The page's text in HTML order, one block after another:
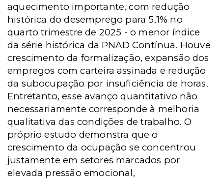
aquecimento importante, com redução
histórica do desemprego para 5,1% no
quarto trimestre de 2025 - o menor índice
da série histórica da PNAD Contínua. Houve
crescimento da formalização, expansão dos
empregos com carteira assinada e redução
da subocupação por insuficiência de horas.
Entretanto, esse avanço quantitativo não
necessariamente corresponde à melhoria
qualitativa das condições de trabalho. O
próprio estudo demonstra que o
crescimento da ocupação se concentrou
justamente em setores marcados por
elevada pressão emocional,